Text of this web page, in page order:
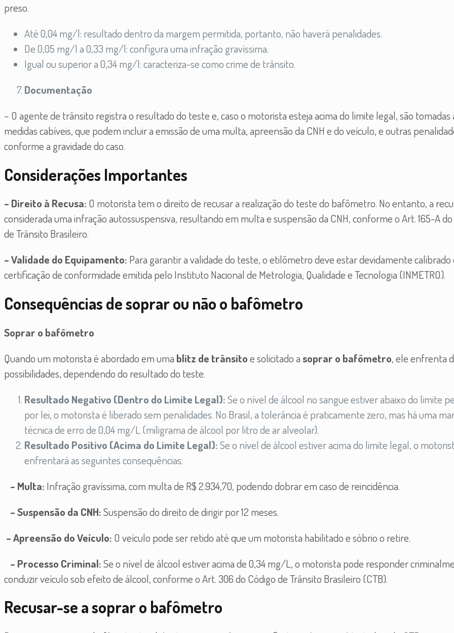
preso.
Até 0,04 mg/l: resultado dentro da margem permitida, portanto, não haverá penalidades.
De 0,05 mg/l a 0,33 mg/l: configura uma infração gravíssima.
Igual ou superior a 0,34 mg/l: caracteriza-se como crime de trânsito.
Documentação
– O agente de trânsito registra o resultado do teste e, caso o motorista esteja acima do limite legal, são tomadas
medidas cabíveis, que podem incluir a emissão de uma multa, apreensão da CNH e do veículo, e outras
conforme a gravidade do caso.
Considerações Importantes
– Direito à Recusa: O motorista tem o direito de recusar a realização do teste do bafômetro. No entanto, a
considerada uma infração autossuspensiva, resultando em multa e suspensão da CNH, conforme o Art. 165-A
de Trânsito Brasileiro.
– Validade do Equipamento: Para garantir a validade do teste, o etilômetro deve estar devidamente calibrado
certificação de conformidade emitida pelo Instituto Nacional de Metrologia, Qualidade e Tecnologia (INMETRO).
Consequências de soprar ou não o bafômetro
Soprar o bafômetro
Quando um motorista é abordado em uma blitz de trânsitoe solicitado a soprar o bafômetro, ele enfrenta
possibilidades, dependendo do resultado do teste.
Resultado Negativo (Dentro do Limite Legal):Se o nível de álcool no sangue estiver abaixo do limite
por lei, o motorista é liberado sem penalidades. No Brasil, a tolerância é praticamente zero, mas há uma
técnica de erro de 0,04 mg/L (miligrama de álcool por litro de ar alveolar).
Resultado Positivo (Acima do Limite Legal):Se o nível de álcool estiver acima do limite legal, o
enfrentará as seguintes consequências:
– Multa: Infração gravíssima, com multa de R$ 2.934,70, podendo dobrar em caso de reincidência.
– Suspensão da CNH:Suspensão do direito de dirigir por 12 meses.
– Apreensão do Veículo: O veículo pode ser retido até que um motorista habilitado e sóbrio o retire.
– Processo Criminal:Se o nível de álcool estiver acima de 0,34 mg/L, o motorista pode responder
conduzir veículo sob efeito de álcool, conforme o Art. 306 do Código de Trânsito Brasileiro (CTB).
Recusar-se a soprar o bafômetro